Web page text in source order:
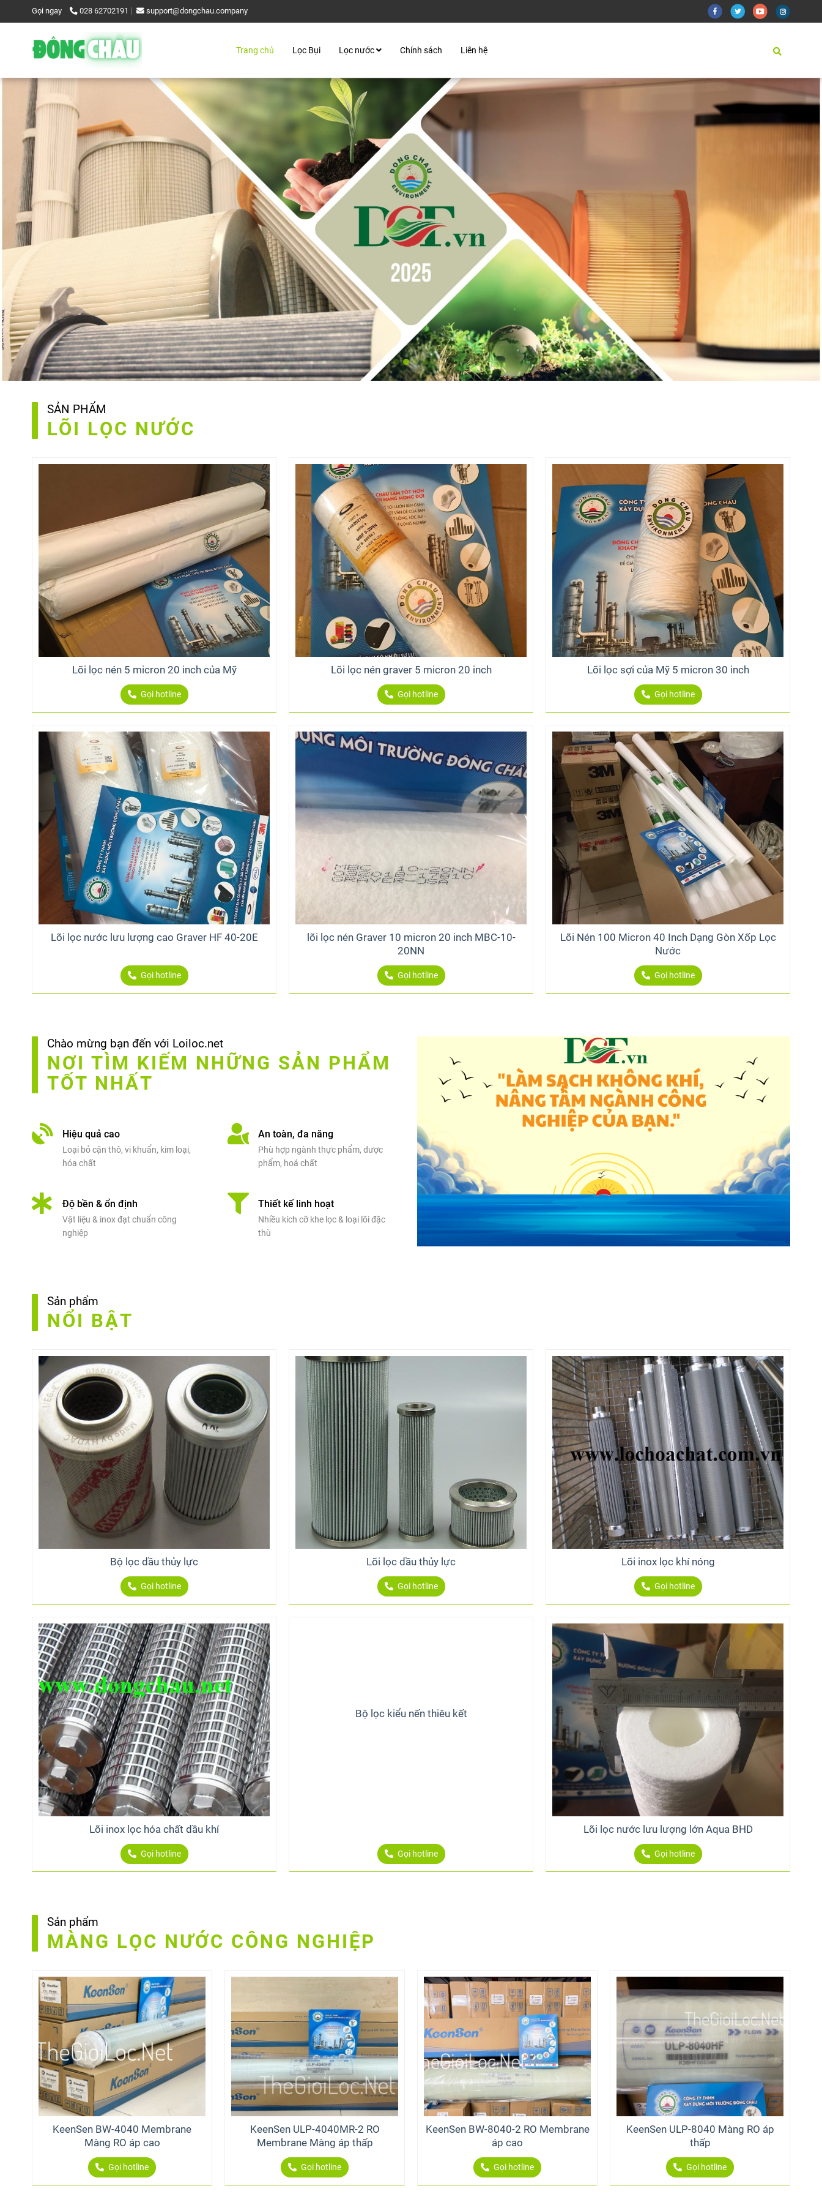
Gọi ngay 028 62702191 support@dongchau.company
Trang chủ Lọc Bụi Lọc nước Chính sách Liên hệ
SẢN PHẨM
LÕI LỌC NƯỚC
Lõi lọc nén 5 micron 20 inch của Mỹ
Gọi hotline
Lõi lọc nén graver 5 micron 20 inch
Gọi hotline
Lõi lọc sợi của Mỹ 5 micron 30 inch
Gọi hotline
Lõi lọc nước lưu lượng cao Graver HF 40-20E
Gọi hotline
lõi lọc nén Graver 10 micron 20 inch MBC-10-
20NN
Gọi hotline
Lõi Nén 100 Micron 40 Inch Dạng Gòn Xốp Lọc
Nước
Gọi hotline
Chào mừng bạn đến với Loiloc.net
NƠI TÌM KIẾM NHỮNG SẢN PHẨM
TỐT NHẤT
Hiệu quả cao
Loại bỏ cặn thô, vi khuẩn, kim loại,
hóa chất
An toàn, đa năng
Phù hợp ngành thực phẩm, dược
phẩm, hoá chất
Độ bền & ổn định
Vật liệu & inox đạt chuẩn công
nghiệp
Thiết kế linh hoạt
Nhiều kích cỡ khe lọc & loại lõi đặc
thù
Sản phẩm
NỔI BẬT
Bộ lọc dầu thủy lực
Gọi hotline
Lõi lọc dầu thủy lực
Gọi hotline
Lõi inox lọc khí nóng
Gọi hotline
Lõi inox lọc hóa chất dầu khí
Gọi hotline Gọi hotline
Lõi lọc nước lưu lượng lớn Aqua BHD
Gọi hotline
Sản phẩm
MÀNG LỌC NƯỚC CÔNG NGHIỆP
KeenSen BW-4040 Membrane
Màng RO áp cao
Gọi hotline
KeenSen ULP-4040MR-2 RO
Membrane Màng áp thấp
Gọi hotline
KeenSen BW-8040-2 RO Membrane
áp cao
Gọi hotline
KeenSen ULP-8040 Màng RO áp
thấp
Gọi hotline